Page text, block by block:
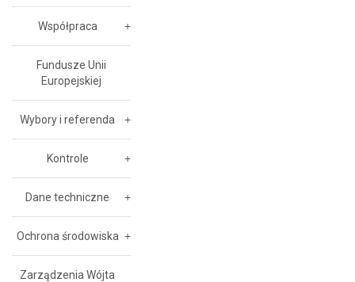
Współpraca
Fundusze Unii
Europejskiej
Wybory i referenda
Kontrole
Dane techniczne
Ochrona środowiska
Zarządzenia Wójta